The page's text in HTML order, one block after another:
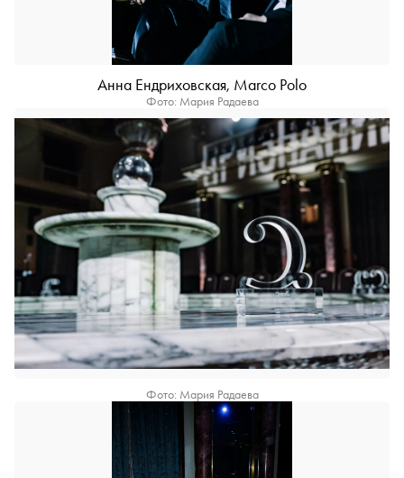
Анна Ендриховская, Marco Polo
Фото: Мария Радаева
Фото: Мария Радаева